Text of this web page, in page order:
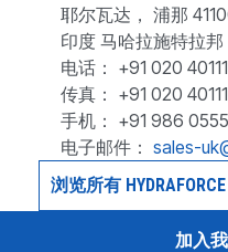
耶尔瓦达， 浦那
印度 马哈拉施特拉邦
电话： +91 020
传真： +91 020
手机： +91 986
电子邮件： sales-
浏览所有
加入